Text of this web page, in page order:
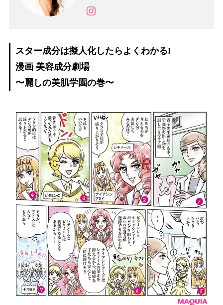
スター成分は擬人化したらよくわかる!
漫画 美容成分劇場
〜麗しの美肌学園の巻〜